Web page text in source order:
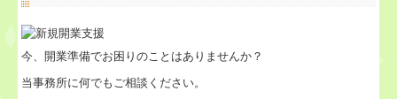
社会福祉法人設立
確定申告サポート
今、開業準備でお困りのことはありませんか？
当事務所に何でもご相談ください。